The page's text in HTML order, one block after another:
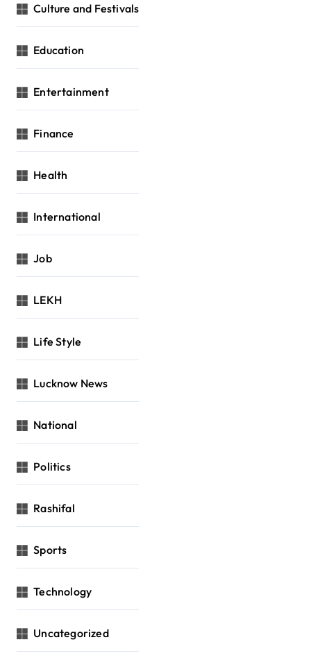
Culture and Festivals
Education
Entertainment
Finance
Health
International
Job
LEKH
Life Style
Lucknow News
National
Politics
Rashifal
Sports
Technology
Uncategorized